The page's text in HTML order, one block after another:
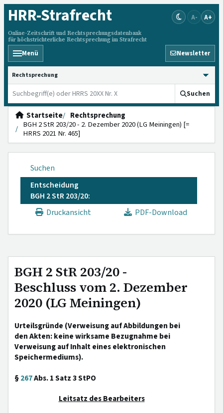
HRR-Strafrecht
Online-Zeitschrift und Rechtsprechungsdatenbank
für höchstrichterliche Rechtsprechung im Strafrecht
A- A+
Menü Newsletter
HRRS durchsuchen
Suchen
Startseite
Rechtsprechung
BGH 2 StR 203/20 - 2. Dezember 2020 (LG Meiningen) [=
HRRS 2021 Nr. 465]
Suchen
Entscheidung
BGH 2 StR 203/20:
Druckansicht
PDF-Download
BGH 2 StR 203/20 -
Beschluss vom 2. Dezember
2020 (LG Meiningen)
Urteilsgründe (Verweisung auf Abbildungen bei
den Akten: keine wirksame Bezugnahme bei
Verweisung auf Inhalt eines elektronischen
Speichermediums).
§267Abs. 1 Satz 3 StPO
Leitsatz des Bearbeiters